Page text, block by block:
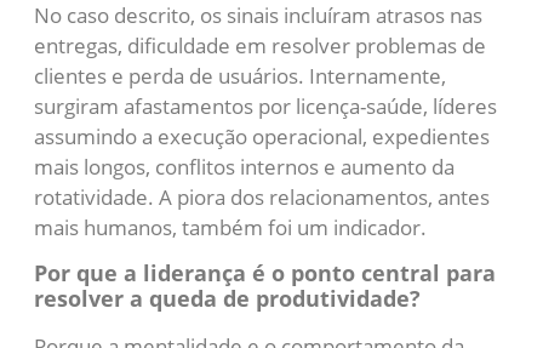
No caso descrito, os sinais incluíram atrasos nas
entregas, dificuldade em resolver problemas de
clientes e perda de usuários. Internamente,
surgiram afastamentos por licença-saúde, líderes
assumindo a execução operacional, expedientes
mais longos, conflitos internos e aumento da
rotatividade. A piora dos relacionamentos, antes
mais humanos, também foi um indicador.
Por que a liderança é o ponto central para
resolver a queda de produtividade?